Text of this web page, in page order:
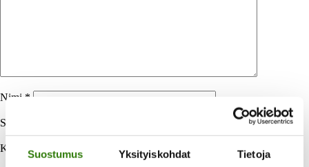
Suostumus Yksityiskohdat Tietoja
Nimi *
Sähköpostiosoite
Kotisivu